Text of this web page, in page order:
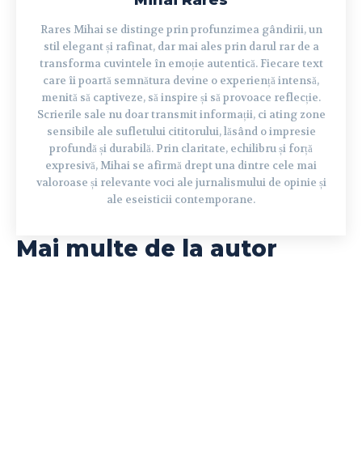
Rares Mihai se distinge prin profunzimea gândirii, un
stil elegant și rafinat, dar mai ales prin darul rar de a
transforma cuvintele în emoție autentică. Fiecare text
care îi poartă semnătura devine o experiență intensă,
menită să captiveze, să inspire și să provoace reflecție.
Scrierile sale nu doar transmit informații, ci ating zone
sensibile ale sufletului cititorului, lăsând o impresie
profundă și durabilă. Prin claritate, echilibru și forță
expresivă, Mihai se afirmă drept una dintre cele mai
valoroase și relevante voci ale jurnalismului de opinie și
ale eseisticii contemporane.
Mai multe de la autor